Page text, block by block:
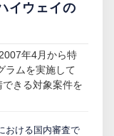
イウェイの
年4月から特
ラムを実施して
きる対象案件を
おける国内審査で